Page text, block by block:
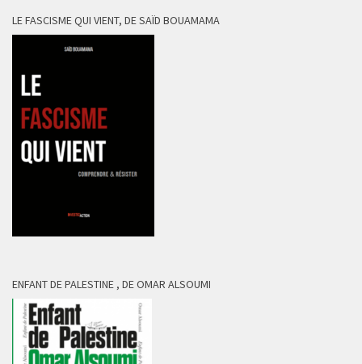
LE FASCISME QUI VIENT, DE SAÏD BOUAMAMA
ENFANT DE PALESTINE , DE OMAR ALSOUMI